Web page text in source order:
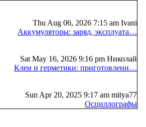
Thu Aug 06, 2026 7:15 am Ivani
Аккумуляторы: заряд, эксплуата…
Sat May 16, 2026 9:16 pm Николай
Клеи и герметики: приготовлени…
Sun Apr 20, 2025 9:17 am mitya77
Осциллографы